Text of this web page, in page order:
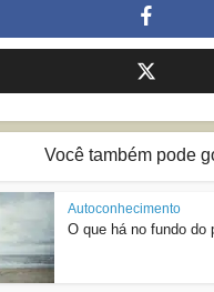
Você também pode
Autoconhecimento
O que há no fundo do